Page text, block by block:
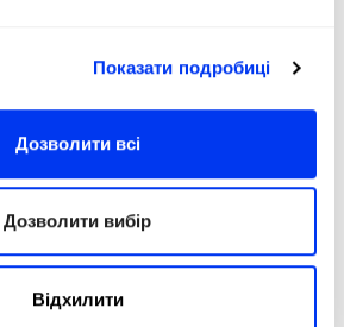
Показати подробиці
Дозволити всі
Дозволити вибір
Відхилити
Tape
Memory
15K